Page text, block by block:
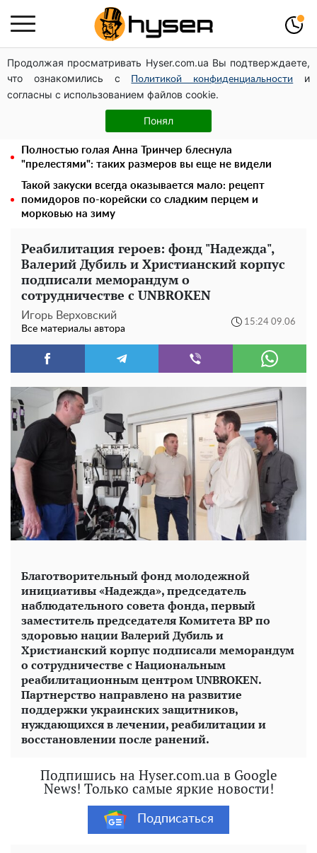
Продолжая просматривать Hyser.com.ua Вы подтверждаете,
что ознакомились с
Политикой конфиденциальности
и
согласны с использованием файлов cookie.
Понял
Дроны с наценкой: Александр Конотопский вывел
миллионы оборонного бюджета через фиктивную
фирму в Эстонии
Елена Тополя слив видео – это далеко не все:
фронтмен "Антитела" Тарас Тополя стал следующим
Полностью голая Анна Тринчер блеснула
"прелестями": таких размеров вы еще не видели
Такой закуски всегда оказывается мало: рецепт
помидоров по-корейски со сладким перцем и
морковью на зиму
Реабилитация героев: фонд "Надежда",
Валерий Дубиль и Христианский корпус
подписали меморандум о
сотрудничестве с UNBROKEN
Игорь Верховский
Все материалы автора
15:24 09.06
Благотворительный фонд молодежной
инициативы «Надежда», председатель
наблюдательного совета фонда, первый
заместитель председателя Комитета ВР по
здоровью нации Валерий Дубиль и
Христианский корпус подписали меморандум
о сотрудничестве с Национальным
реабилитационным центром UNBROKEN.
Партнерство направлено на развитие
поддержки украинских защитников,
нуждающихся в лечении, реабилитации и
восстановлении после ранений.
Подпишись на Hyser.com.ua в Google
News! Только самые яркие новости!
Подписаться